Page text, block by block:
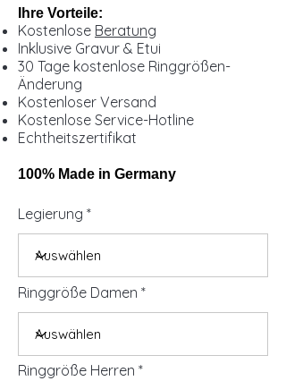
Ihre Vorteile:
Kostenlose Beratung
Inklusive Gravur & Etui
30 Tage kostenlose Ringgrößen-
Änderung
Kostenloser Versand
Kostenlose Service-Hotline
Echtheitszertifikat
100% Made in Germany
Legierung
Ringgröße Damen
Ringgröße Herren